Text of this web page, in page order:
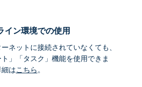
イン環境での使用
ネットに接続されていなくても、
ト」「タスク」機能を使用できま
はこちら。